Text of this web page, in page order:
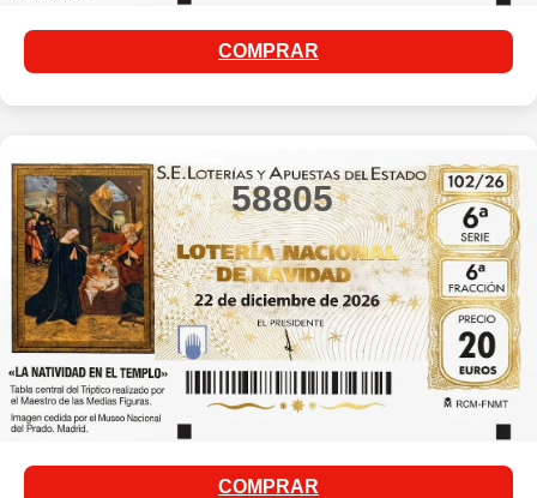
COMPRAR
58805
COMPRAR